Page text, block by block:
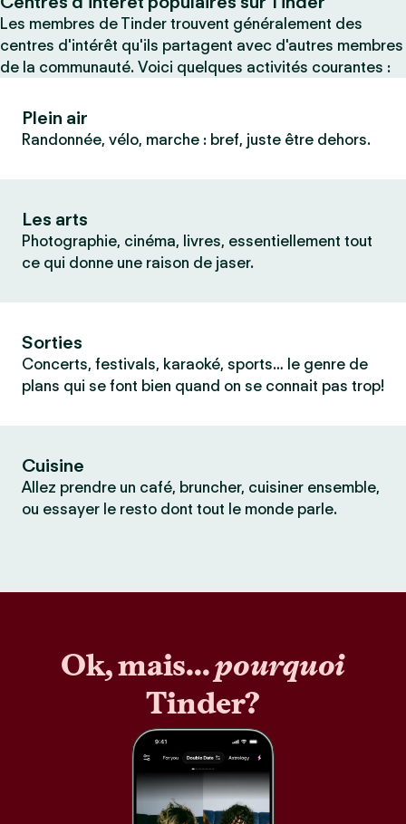
Les membres de Tinder trouvent généralement des
centres d'intérêt qu'ils partagent avec d'autres membres
de la communauté. Voici quelques activités courantes :
Plein air
Randonnée, vélo, marche : bref, juste être dehors.
Les arts
Photographie, cinéma, livres, essentiellement tout
ce qui donne une raison de jaser.
Sorties
Concerts, festivals, karaoké, sports… le genre de
plans qui se font bien quand on se connait pas trop!
Cuisine
Allez prendre un café, bruncher, cuisiner ensemble,
ou essayer le resto dont tout le monde parle.
Ok, mais...pourquoi
Tinder?